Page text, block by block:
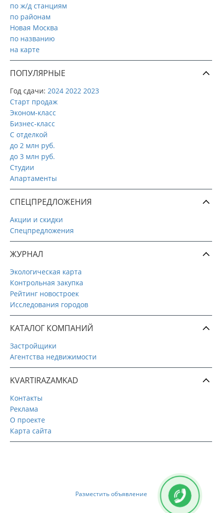
по ж/д станциям
по районам
Новая Москва
по названию
на карте
ПОПУЛЯРНЫЕ
Год сдачи: 2024 2022 2023
Старт продаж
Эконом-класс
Бизнес-класс
С отделкой
до 2 млн руб.
до 3 млн руб.
Студии
Апартаменты
СПЕЦПРЕДЛОЖЕНИЯ
Акции и скидки
Спецпредложения
ЖУРНАЛ
Экологическая карта
Контрольная закупка
Рейтинг новостроек
Исследования городов
КАТАЛОГ КОМПАНИЙ
Застройщики
Агентства недвижимости
KVARTIRAZAMKAD
Контакты
Реклама
О проекте
Карта сайта
Разместить объявление